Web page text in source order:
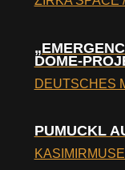
DOME-
DEUTSCHES
PUMUCKL